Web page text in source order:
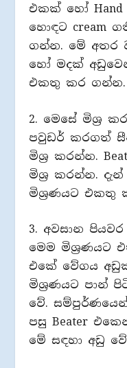
එකක් හෝ Hand
හොඳට cream
ගන්න. මේ අතර
හෝ මදක්
එකතු කර ගන්න.
2. මෙසේ මිශ්‍ර
පවුඩර් කරගත්
මිශ්‍ර කරන්න.
මිශ්‍ර කරන්න.
මිශ්‍රණයට එකතු
3. අවසාන
මෙම මිශ්‍රණයට
එකේ වේගය
මිශ්‍රණයට පාන්
වේ.
පසු Beater
මේ සඳහා අඩු